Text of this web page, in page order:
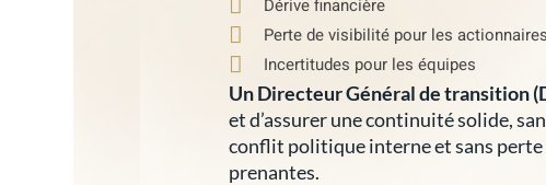
Dérive financière
Perte de visibilité pour les actionnaires
Incertitudes pour les équipes
Un Directeur Général de transition
et d’assurer une continuité solide,
conflit politique interne et sans perte
prenantes.